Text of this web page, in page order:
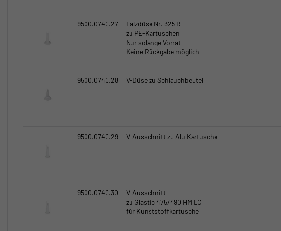
9500.0740.27
Falzdüse Nr. 325 R
zu PE-Kartuschen
Nur solange Vorrat
Keine Rückgabe möglich
9500.0740.28 V-Düse zu Schlauchbeutel
9500.0740.29 V-Ausschnitt zu Alu Kartusche
9500.0740.30
V-Ausschnitt
zu Glastic 475/490 HM LC
für Kunststoffkartusche